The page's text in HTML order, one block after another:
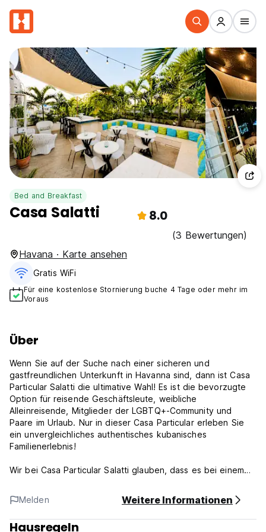
Bed and Breakfast
Casa Salatti 8.0
(3 Bewertungen)
Havana · Karte ansehen
Gratis WiFi
Für eine kostenlose Stornierung buche 4 Tage oder mehr im
Voraus
Über
Wenn Sie auf der Suche nach einer sicheren und
gastfreundlichen Unterkunft in Havanna sind, dann ist Casa
Particular Salatti die ultimative Wahl! Es ist die bevorzugte
Option für reisende Geschäftsleute, weibliche
Alleinreisende, Mitglieder der LGBTQ+-Community und
Paare im Urlaub. Nur in dieser Casa Particular erleben Sie
ein unvergleichliches authentisches kubanisches
Familienerlebnis!
Wir bei Casa Particular Salatti glauben, dass es bei einem
sondern auch um das Erlebnis geht. Unser charmantes Haus
verfügt über gemütliche und geschmackvoll eingerichtete
Zimmer. Sie werden sich von dem Moment an, in dem Sie
durch die Tür treten, wie zu Hause fühlen. Ob Sie ein
Melden Weitere Informationen
Hausregeln